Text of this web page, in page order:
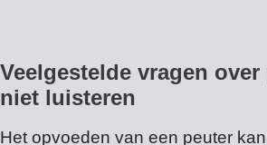
Veelgestelde vragen
niet luisteren
Het opvoeden van een peuter